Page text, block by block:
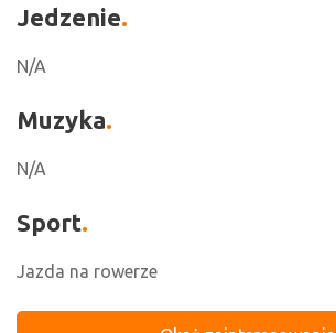
Jedzenie
N/A
Muzyka
N/A
Sport
Jazda na rowerze